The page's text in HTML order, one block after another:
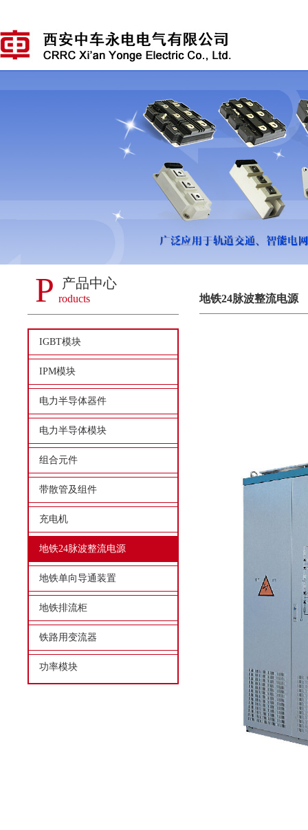
P 产品中心
roducts
IGBT模块
IPM模块
电力半导体器件
电力半导体模块
组合元件
带散管及组件
充电机
地铁24脉波整流电源
地铁单向导通装置
地铁排流柜
铁路用变流器
功率模块
地铁24脉波整流电源